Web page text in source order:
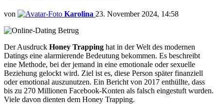
von Karolina 23. November 2024, 14:58
Der Ausdruck Honey Trapping hat in der Welt des modernen
Datings eine alarmierende Bedeutung bekommen. Es beschreibt
eine Methode, bei der jemand in eine emotionale oder sexuelle
Beziehung gelockt wird. Ziel ist es, diese Person später finanziell
oder emotional auszunutzen. Ein Bericht von 2017 enthüllte, dass
bis zu 270 Millionen Facebook-Konten als falsch eingestuft wurden.
Viele davon dienten dem Honey Trapping.